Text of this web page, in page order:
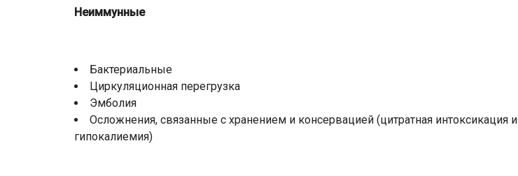
Неиммунные
Бактериальные
Циркуляционная перегрузка
Эмболия
Осложнения, связанные с хранением и консервацией (цитратная интоксикация и
гипокалиемия)